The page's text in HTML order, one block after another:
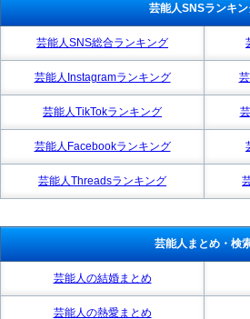
芸能人SNSランキン
芸能人SNS総合ランキング
芸能人Instagramランキング
芸能人TikTokランキング
芸能人Facebookランキング
芸能人Threadsランキング
芸能人まとめ・検
芸能人の結婚まとめ
芸能人の熱愛まとめ